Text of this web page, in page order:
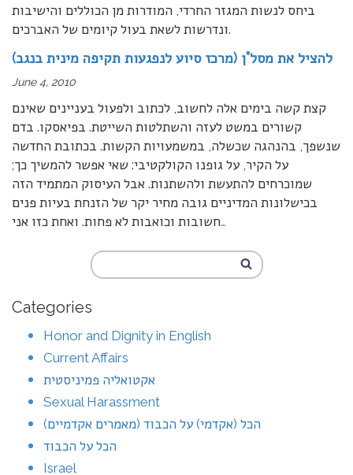
ביחס לנשות המגזר החרדי, המודרות מן הכוללים והישיבות
ונדרשות לשאת בעול קיומים של האברכים.
להציל את מסל”ן (מרכז סיוע לנפגעות תקיפה מינית בנגב)
June 4, 2010
קצת קשה בימים אלה לחשוב, לכתוב ולפעול בעניינים שאינם
קשורים במשט לעזה והשתלטות השייטת. בפיאסקו. בדם
שנשפך, בהנהגה שכשלה, במשמעויות הקשות. בכתובת החדשה
על הקיר, על גופנו הקולקטיבי: שאי אפשר להמשיך כך;
שמוכרחים להתעשת ולהשתנות. אבל העיסוק המתמיד הזה
בכישלונות המדיניים גובה מחיר יקר של הזנחת בעיות פנים
חשובות וכואבות לא פחות. ואחת כזו אני…
Categories
Honor and Dignity in English
Current Affairs
אקטואליה פמיניסטית
Sexual Harassment
הכל (אקדמי) על הכבוד (מאמרים אקדמיים)
הכל על הכבוד
Israel